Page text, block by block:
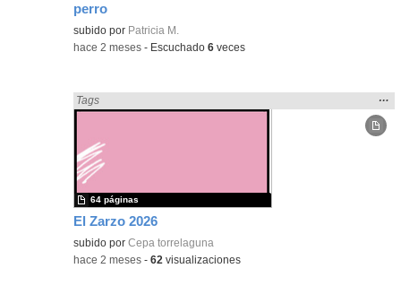
perro
subido por Patricia M.
-hace 2 meses - Escuchado6 veces
El Zarzo 2026
Encontrado «Periódicos y revistas» en:
Tags
la
…
subido porCepa torrelaguna
64 páginas
-hace 2 meses -62 visualizaciones